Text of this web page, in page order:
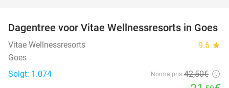
49%
Dagentree voor Vitae Wellnessresorts in Goes
Vitae Wellnessresorts 9.6 star
Goes
Solgt: 1.074
Normalpris 42,50€